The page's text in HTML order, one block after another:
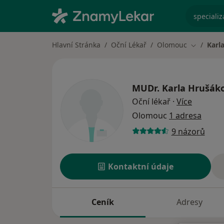
Hlavní Stránka Oční Lékař Olomouc Změna
MUDr. Karla
Oční lékař · Více
Olomouc 1 adresa
9 názorů
Kontaktní údaje
Ceník Adresy